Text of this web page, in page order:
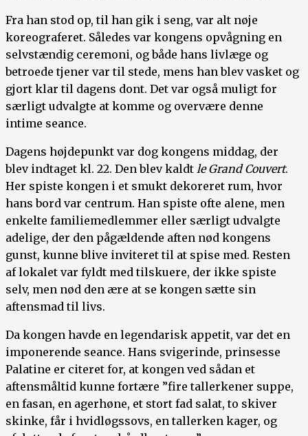
Fra han stod op, til han gik i seng, var alt nøje
koreograferet. Således var kongens opvågning en
selvstændig ceremoni, og både hans livlæge og
betroede tjener var til stede, mens han blev vasket og
gjort klar til dagens dont. Det var også muligt for
særligt udvalgte at komme og overvære denne
intime seance.
Dagens højdepunkt var dog kongens middag, der
blev indtaget kl. 22. Den blev kaldt le Grand Couvert.
Her spiste kongen i et smukt dekoreret rum, hvor
hans bord var centrum. Han spiste ofte alene, men
enkelte familiemedlemmer eller særligt udvalgte
adelige, der den pågældende aften nød kongens
gunst, kunne blive inviteret til at spise med. Resten
af lokalet var fyldt med tilskuere, der ikke spiste
selv, men nød den ære at se kongen sætte sin
aftensmad til livs.
Da kongen havde en legendarisk appetit, var det en
imponerende seance. Hans svigerinde, prinsesse
Palatine er citeret for, at kongen ved sådan et
aftensmåltid kunne fortære ”fire tallerkener suppe,
en fasan, en agerhøne, et stort fad salat, to skiver
skinke, får i hvidløgssovs, en tallerken kager, og